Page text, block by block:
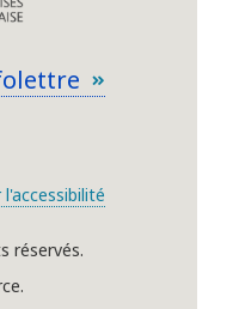
l'accessibilité
réservés.